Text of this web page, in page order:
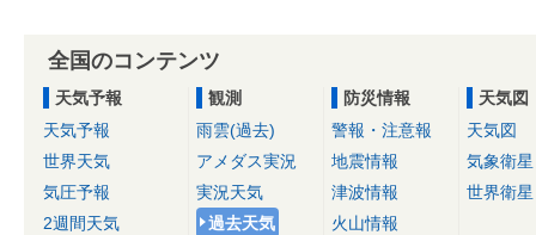
全国のコンテンツ
天気予報
天気予報
世界天気
気圧予報
2週間天気
観測
雨雲(過去)
アメダス実況
実況天気
過去天気
防災情報
警報・注意報
地震情報
津波情報
火山情報
天気図
天気図
気象衛星
世界衛星